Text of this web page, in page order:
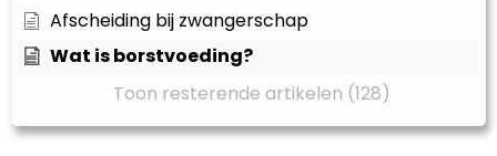
Afscheiding bij zwangerschap
Wat is borstvoeding?
Toon resterende artikelen (128)